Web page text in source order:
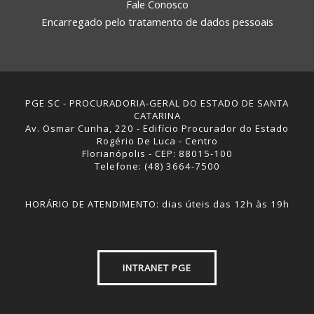
Fale Conosco
Encarregado pelo tratamento de dados pessoais
PGE SC - PROCURADORIA-GERAL DO ESTADO DE SANTA
CATARINA
Av. Osmar Cunha, 220 - Edifício Procurador do Estado
Rogério De Luca - Centro
Florianópolis - CEP: 88015-100
Telefone: (48) 3664-7500
HORÁRIO DE ATENDIMENTO: dias úteis das 12h às 19h
INTRANET PGE